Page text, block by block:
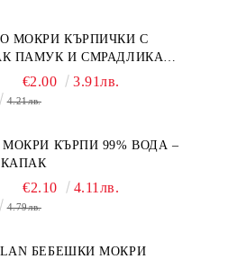
С
ПАМУК И СМРАДЛИКА
€2.00 3.91лв.
4.21лв.
КЪРПИ 99% ВОДА –
€2.10 4.11лв.
4.79лв.
БЕБЕШКИ МОКРИ